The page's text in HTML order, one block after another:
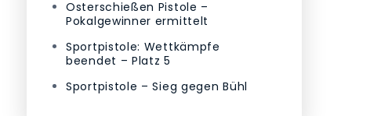
Osterschießen Pistole –
Pokalgewinner ermittelt
Sportpistole: Wettkämpfe
beendet – Platz 5
Sportpistole – Sieg gegen Bühl